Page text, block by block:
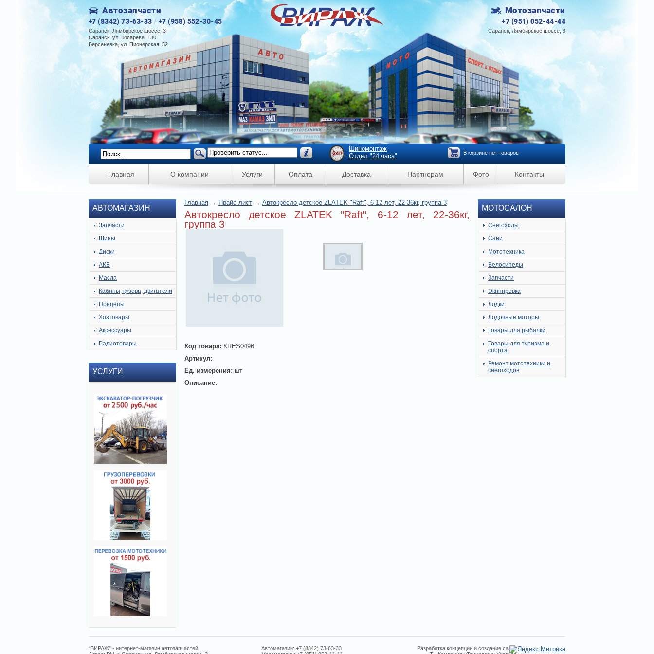
Автозапчасти
+7 (8342) 73-63-33 /+7 (958) 552-30-45
Саранск, Лямбирское шоссе, 3
Саранск, ул. Косарева, 130
Берсеневка, ул. Пионерская, 52
Мотозапчасти
+7 (951) 052-44-44
Саранск, Лямбирское шоссе, 3
Главная О компании Услуги Оплата Доставка Партнерам Фото Контакты
Шиномонтаж
Отдел "24 часа"
В корзине нет товаров
АВТОМАГАЗИН
Запчасти
Шины
Диски
АКБ
Масла
Кабины, кузова, двигатели
Прицепы
Хозтовары
Аксессуары
Радиотовары
УСЛУГИ
Главная → Прайс лист → Автокресло детское ZLATEK "Raft", 6-12 лет, 22-36кг, группа 3
Автокресло детское ZLATEK "Raft", 6-12 лет, 22-36кг,
группа 3
Код товара: КRES0496
Артикул:
Ед. измерения: шт
Описание:
МОТОСАЛОН
Снегоходы
Сани
Мототехника
Велосипеды
Запчасти
Экипировка
Лодки
Лодочные моторы
Товары для рыбалки
Товары для туризма и
спорта
Ремонт мототехники и
снегоходов
“ВИРАЖ” - интернет-магазин автозапчастей
Автомагазин: +7 (8342) 73-63-33
Разработка концепции и создание сайта